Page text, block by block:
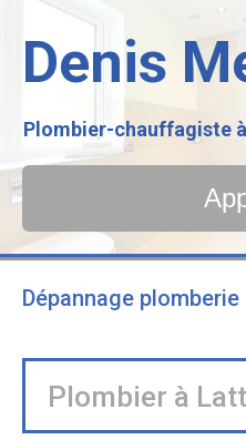
Denis
Plombier-chauffagiste
Dépannage
Plombier à